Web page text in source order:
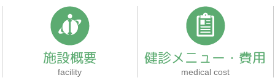
施設概要
facility
健診メニュー・費用
medical cost